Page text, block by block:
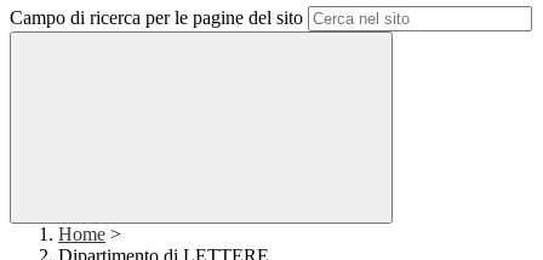
Campo di ricerca per le pagine del sito
Home >